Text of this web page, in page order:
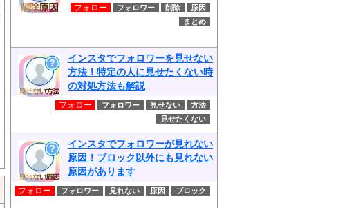
フォロー フォロワー 削除
原因
まとめ
インスタでフォロワーを見せない
方法！特定の人に見せたくない時
の対処方法も解説
フォロー フォロワー 見せない
方法
見せたくない
インスタでフォロワーが見れない
原因！ブロック以外にも見れない
原因があります
フォロー フォロワー 見れない 原因 ブロック